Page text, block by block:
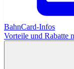
BahnCard-Infos
Vorteile und Rabatte